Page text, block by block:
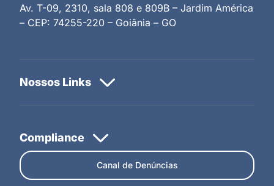
Av. T-09, 2310, sala 808 e 809B – Jardim América
– CEP: 74255-220 – Goiânia – GO
Canal de Denúncias